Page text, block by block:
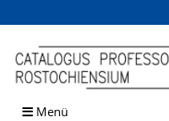
Browsen
direkt zum Inhalt
Menü